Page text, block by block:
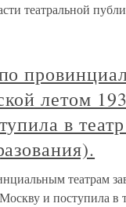
театральной
летом
в
театрам
Москву и поступила